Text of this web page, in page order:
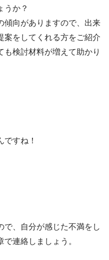
うか？
傾向がありますので、出来
案をしてくれる方をご紹介
も検討材料が増えて助かり
ですね！
、
自分が感じた不満をし
で連絡しましょう。